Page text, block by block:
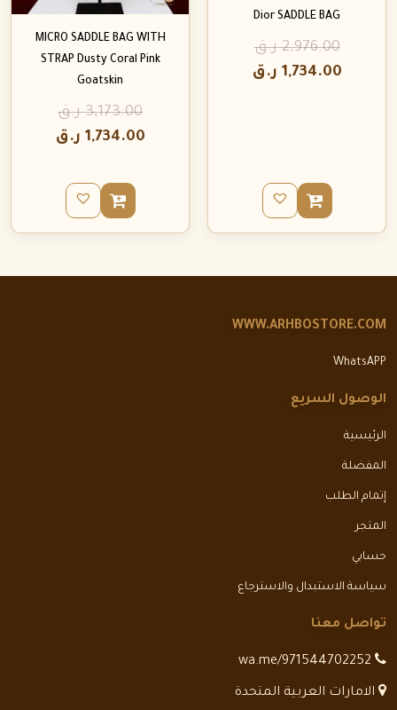
Dior SADDLE BAG
2,976.00 ر.ق
1,734.00 ر.ق
MICRO SADDLE BAG WITH
STRAP Dusty Coral Pink
Goatskin
3,173.00 ر.ق
1,734.00 ر.ق
WWW.ARHBOSTORE.COM
WhatsAPP
الوصول السريع
الرئيسية
المفضلة
إتمام الطلب
المتجر
حسابي
سياسة الاستبدال والاسترجاع
تواصل معنا
الامارات العربية المتحدة